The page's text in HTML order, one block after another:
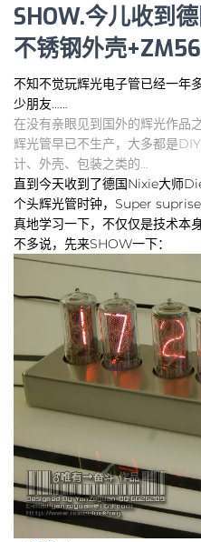
SHOW.今儿收到
不锈钢外壳
不知不觉玩辉光电子管已经一年
少朋友……
在没有亲眼见到国外的辉光作品
辉光管早已不生产，大多都是
计、外壳、包装之类的…
直到今天收到了德国Nixie大师
个头辉光管时钟，Super
真地学习一下，不仅仅是技术本
不多说，先来SHOW一下：